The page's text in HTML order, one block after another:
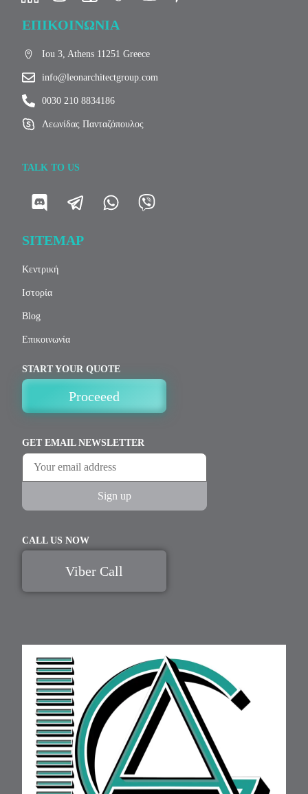
ΕΠΙΚΟΙΝΩΝΙΑ
Iou 3, Athens 11251 Greece
info@leonarchitectgroup.com
0030 210 8834186
Λεωνίδας Πανταζόπουλος
TALK TO US
SITEMAP
Κεντρική
Ιστορία
Blog
Επικοινωνία
START YOUR QUOTE
Proceeed
GET EMAIL NEWSLETTER
CALL US NOW
Viber Call